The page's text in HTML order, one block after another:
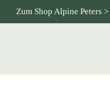
Zum Shop Alpine Peters >